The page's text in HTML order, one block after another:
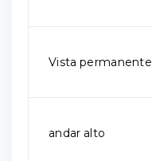
Vista permanente
andar alto